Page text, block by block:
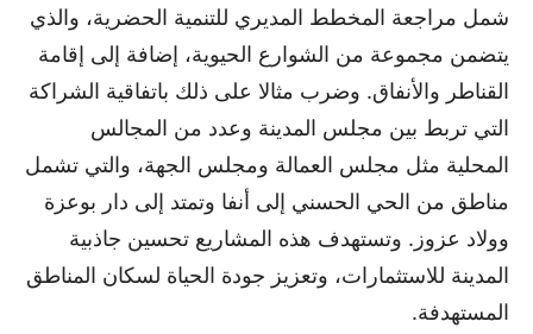
شمل مراجعة المخطط المديري للتنمية الحضرية، والذي
يتضمن مجموعة من الشوارع الحيوية، إضافة إلى إقامة
القناطر والأنفاق. وضرب مثالا على ذلك باتفاقية الشراكة
التي تربط بين مجلس المدينة وعدد من المجالس
المحلية مثل مجلس العمالة ومجلس الجهة، والتي تشمل
مناطق من الحي الحسني إلى أنفا وتمتد إلى دار بوعزة
وولاد عزوز. وتستهدف هذه المشاريع تحسين جاذبية
المدينة للاستثمارات، وتعزيز جودة الحياة لسكان المناطق
المستهدفة.